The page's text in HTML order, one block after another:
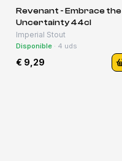
Revenant - Embrace the
Uncertainty 44cl
Imperial Stout
Disponible · 4 uds
€ 9,29